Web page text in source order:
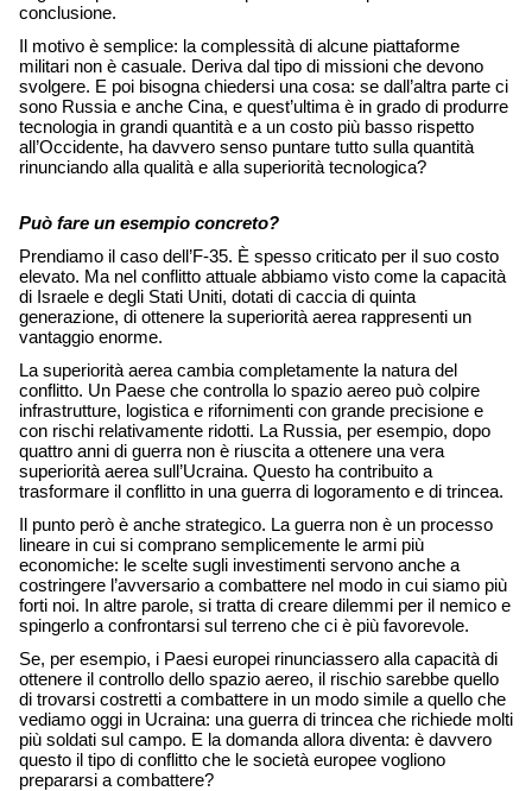
conclusione.
Il motivo è semplice: la complessità di alcune piattaforme
militari non è casuale. Deriva dal tipo di missioni che devono
svolgere. E poi bisogna chiedersi una cosa: se dall’altra parte ci
sono Russia e anche Cina, e quest’ultima è in grado di produrre
tecnologia in grandi quantità e a un costo più basso rispetto
all’Occidente, ha davvero senso puntare tutto sulla quantità
rinunciando alla qualità e alla superiorità tecnologica?
Può fare un esempio concreto?
Prendiamo il caso dell’F-35. È spesso criticato per il suo costo
elevato. Ma nel conflitto attuale abbiamo visto come la capacità
di Israele e degli Stati Uniti, dotati di caccia di quinta
generazione, di ottenere la superiorità aerea rappresenti un
vantaggio enorme.
La superiorità aerea cambia completamente la natura del
conflitto. Un Paese che controlla lo spazio aereo può colpire
infrastrutture, logistica e rifornimenti con grande precisione e
con rischi relativamente ridotti. La Russia, per esempio, dopo
quattro anni di guerra non è riuscita a ottenere una vera
superiorità aerea sull’Ucraina. Questo ha contribuito a
trasformare il conflitto in una guerra di logoramento e di trincea.
Il punto però è anche strategico. La guerra non è un processo
lineare in cui si comprano semplicemente le armi più
economiche: le scelte sugli investimenti servono anche a
costringere l’avversario a combattere nel modo in cui siamo più
forti noi. In altre parole, si tratta di creare dilemmi per il nemico e
spingerlo a confrontarsi sul terreno che ci è più favorevole.
Se, per esempio, i Paesi europei rinunciassero alla capacità di
ottenere il controllo dello spazio aereo, il rischio sarebbe quello
di trovarsi costretti a combattere in un modo simile a quello che
vediamo oggi in Ucraina: una guerra di trincea che richiede molti
più soldati sul campo. E la domanda allora diventa: è davvero
questo il tipo di conflitto che le società europee vogliono
prepararsi a combattere?